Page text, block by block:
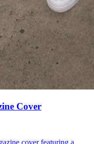
Cover